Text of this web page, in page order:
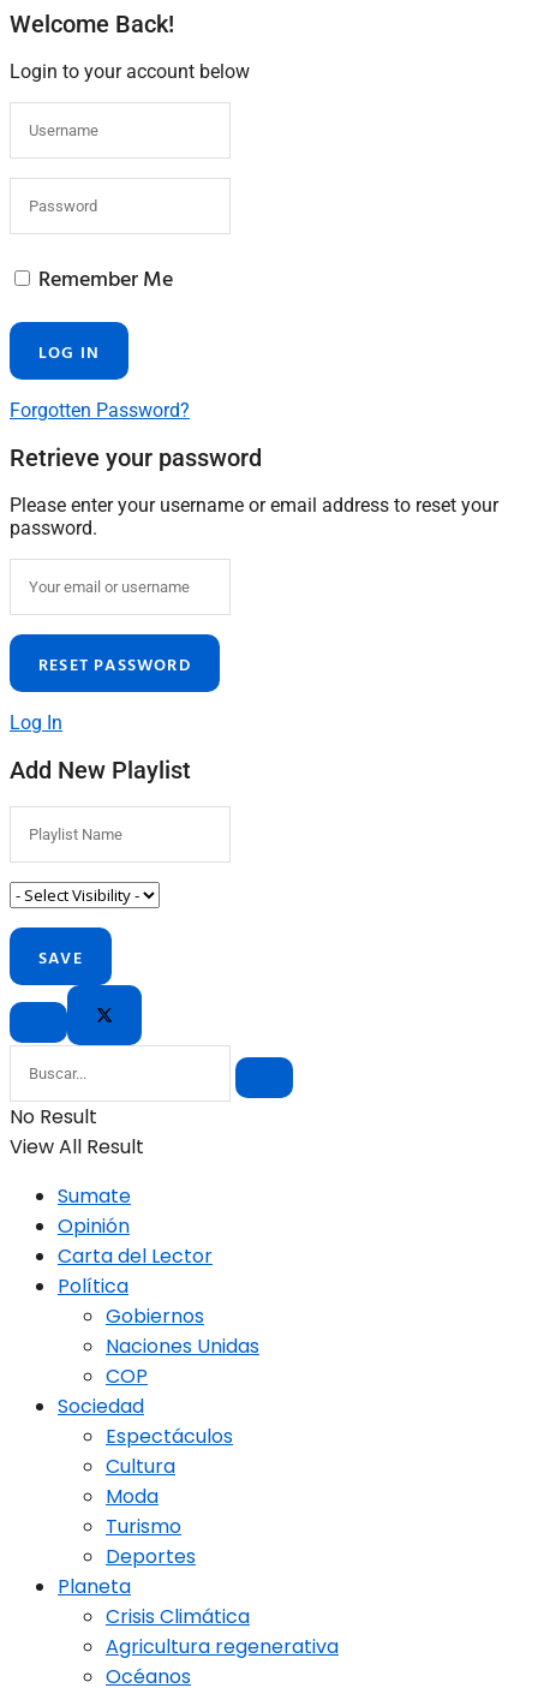
Welcome Back!
Login to your account below
Remember Me
Forgotten Password?
Retrieve your password
Please enter your username or email address to reset your
password.
Log In
Add New Playlist
No Result
View All Result
Sumate
Opinión
Carta del Lector
Política
Gobiernos
Naciones Unidas
COP
Sociedad
Espectáculos
Cultura
Moda
Turismo
Deportes
Planeta
Crisis Climática
Agricultura regenerativa
Océanos